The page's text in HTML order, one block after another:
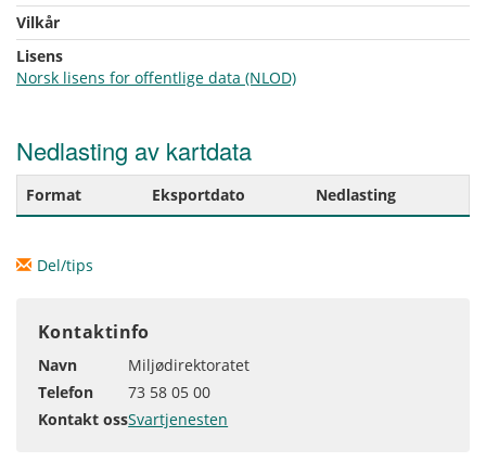
Vilkår
Lisens
Norsk lisens for offentlige data (NLOD)
Nedlasting av kartdata
Format Eksportdato Nedlasting
Del/tips
Kontaktinfo
Navn
Miljødirektoratet
Telefon
73 58 05 00
Kontakt ossSvartjenesten